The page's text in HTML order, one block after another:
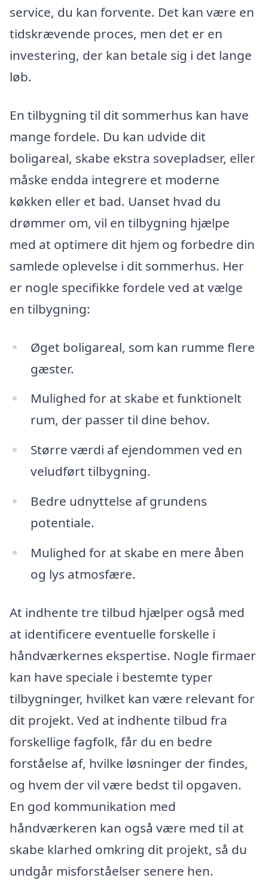
service, du kan forvente. Det kan være en
tidskrævende proces, men det er en
investering, der kan betale sig i det lange
løb.
En tilbygning til dit sommerhus kan have
mange fordele. Du kan udvide dit
boligareal, skabe ekstra sovepladser, eller
måske endda integrere et moderne
køkken eller et bad. Uanset hvad du
drømmer om, vil en tilbygning hjælpe
med at optimere dit hjem og forbedre din
samlede oplevelse i dit sommerhus. Her
er nogle specifikke fordele ved at vælge
en tilbygning:
Øget boligareal, som kan rumme flere
gæster.
Mulighed for at skabe et funktionelt
rum, der passer til dine behov.
Større værdi af ejendommen ved en
veludført tilbygning.
Bedre udnyttelse af grundens
potentiale.
Mulighed for at skabe en mere åben
og lys atmosfære.
At indhente tre tilbud hjælper også med
at identificere eventuelle forskelle i
håndværkernes ekspertise. Nogle firmaer
kan have speciale i bestemte typer
tilbygninger, hvilket kan være relevant for
dit projekt. Ved at indhente tilbud fra
forskellige fagfolk, får du en bedre
forståelse af, hvilke løsninger der findes,
og hvem der vil være bedst til opgaven.
En god kommunikation med
håndværkeren kan også være med til at
skabe klarhed omkring dit projekt, så du
undgår misforståelser senere hen.